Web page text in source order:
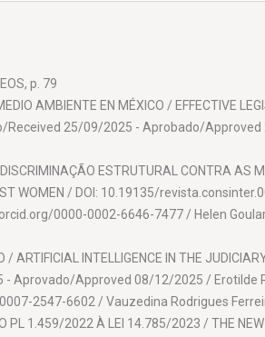
España.
p. 79
AMBIENTE EN MÉXICO / EFFECTIVE
Received 25/09/2025 - Aprobado/
ESTRUTURAL CONTRA AS
WOMEN / DOI: 10.19135/
0000-0002-6646-7477 / Helen
ARTIFICIAL INTELLIGENCE IN THE
Aprovado/Approved 08/12/2025 /
2547-6602 / Vauzedina Rodrigues
PL 1.459/2022 À LEI 14.785/2023 / THE